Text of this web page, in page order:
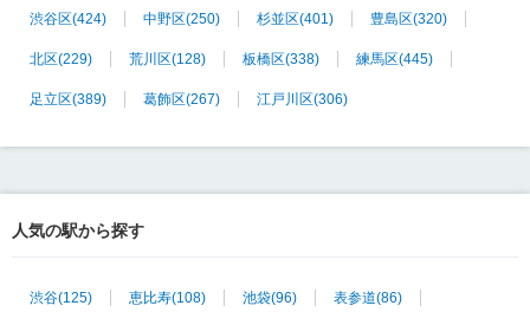
渋谷区(424) 中野区(250) 杉並区(401) 豊島区(320)
北区(229) 荒川区(128) 板橋区(338) 練馬区(445)
足立区(389) 葛飾区(267) 江戸川区(306)
人気の駅から探す
渋谷(125) 恵比寿(108) 池袋(96) 表参道(86)